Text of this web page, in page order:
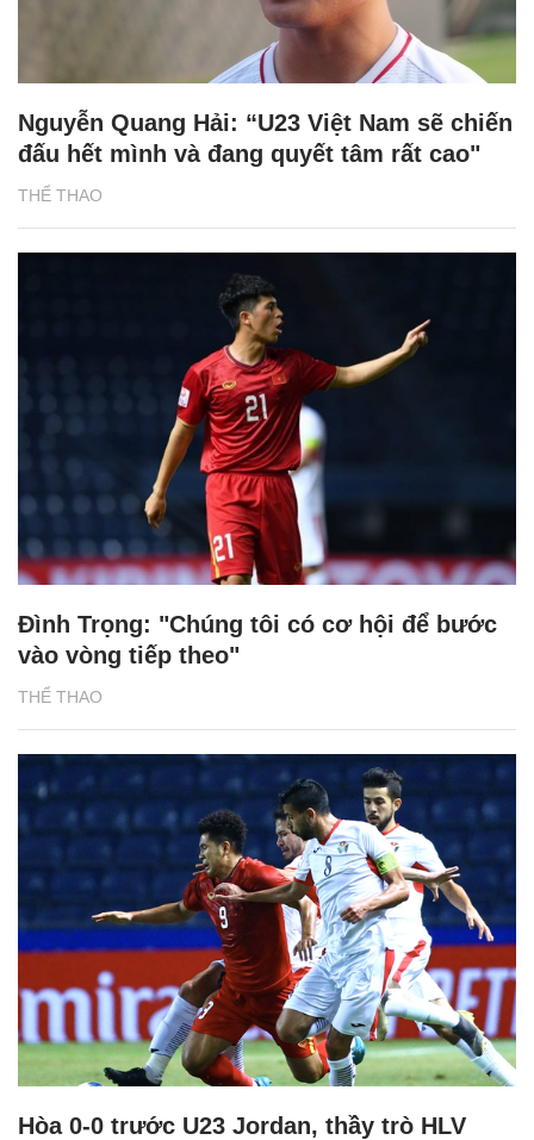
THỂ THAO
Nguyễn Quang Hải: “U23 Việt Nam sẽ chiến
đấu hết mình và đang quyết tâm rất cao"
THỂ THAO
Đình Trọng: "Chúng tôi có cơ hội để bước
vào vòng tiếp theo"
Hòa 0-0 trước U23 Jordan, thầy trò HLV